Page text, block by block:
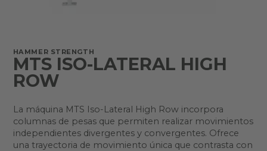
HAMMER STRENGTH
MTS ISO-LATERAL HIGH
ROW
La máquina MTS Iso-Lateral High Row incorpora
columnas de pesas que permiten realizar movimientos
independientes divergentes y convergentes. Ofrece
una trayectoria de movimiento única que contrasta con